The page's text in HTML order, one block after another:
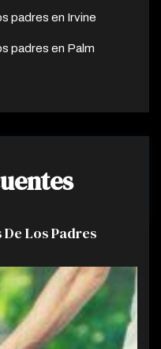
padres en Irvine
padres en Palm
Los Padres